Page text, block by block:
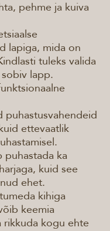
pehme ja kuiva
lapiga, mida on
tuleks valida
lapp.
puhastusvahendeid
ettevaatlik
puhastada ka
kuid see
ehet.
kihiga
keemia
rikkuda kogu ehte